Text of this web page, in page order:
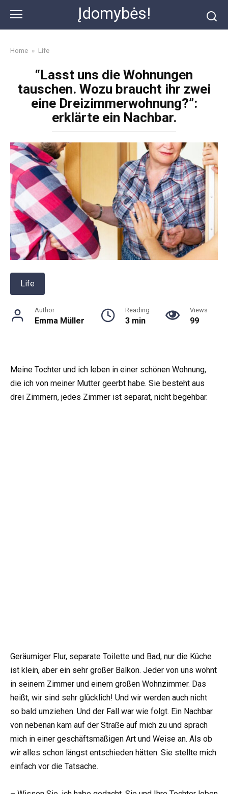
content
Įdomybės!
Home » Life
“Lasst uns die Wohnungen
tauschen. Wozu braucht ihr zwei
eine Dreizimmerwohnung?”:
erklärte ein Nachbar.
Life
Author
Emma Müller
Reading
3 min
Views
99
Meine Tochter und ich leben in einer schönen Wohnung,
die ich von meiner Mutter geerbt habe. Sie besteht aus
drei Zimmern, jedes Zimmer ist separat, nicht begehbar.
Geräumiger Flur, separate Toilette und Bad, nur die Küche
ist klein, aber ein sehr großer Balkon. Jeder von uns wohnt
in seinem Zimmer und einem großen Wohnzimmer. Das
heißt, wir sind sehr glücklich! Und wir werden auch nicht
so bald umziehen. Und der Fall war wie folgt. Ein Nachbar
von nebenan kam auf der Straße auf mich zu und sprach
mich in einer geschäftsmäßigen Art und Weise an. Als ob
wir alles schon längst entschieden hätten. Sie stellte mich
einfach vor die Tatsache.